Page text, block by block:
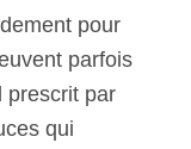
pour
parfois
prescrit par
qui